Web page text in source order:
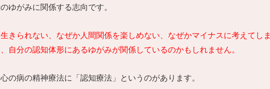
ゆがみに関係する志向です。
きられない、なぜか人間関係を楽しめない、なぜかマイナスに考えてしま
自分の認知体形にあるゆがみが関係しているのかもしれません。
の病の精神療法に「認知療法」というのがあります。